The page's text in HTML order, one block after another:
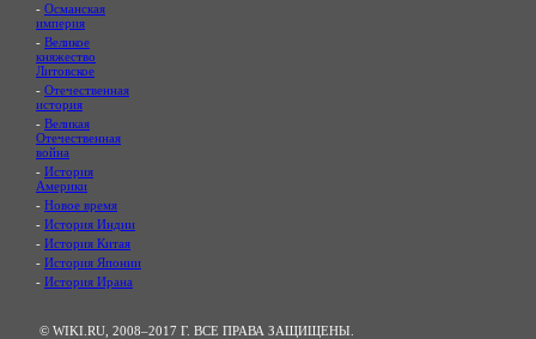
- Османская
империя
- Великое
княжество
Литовское
- Отечественная
история
- Великая
Отечественная
война
- История
Америки
- Новое время
- История Индии
- История Китая
- История Японии
- История Ирана
© WIKI.RU, 2008–2017 Г. ВСЕ ПРАВА ЗАЩИЩЕНЫ.